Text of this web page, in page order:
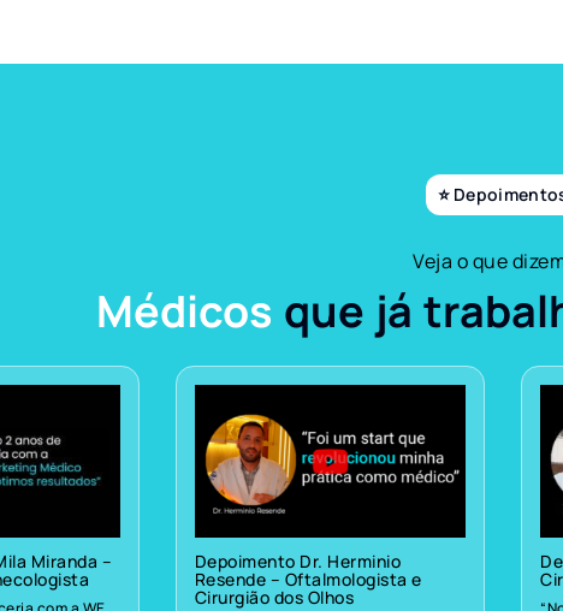
⭐
Veja o que
Médicos que já
Miranda – Depoimento Dr. Herminio
Resende – Oftalmologista e
Cirurgião dos Olhos